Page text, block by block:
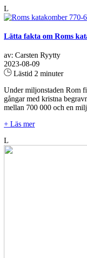
L
Lätta fakta om Roms
av: Carsten Ryytty
2023-08-09
Lästid 2 minuter
Under miljonstaden Rom
gångar med kristna
mellan 700 000 och en
+ Läs mer
L